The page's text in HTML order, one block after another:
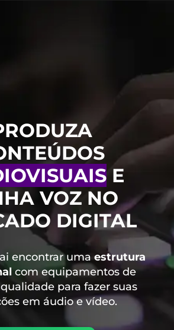
E
VOZ NO
DIGITAL
encontrar uma estrutura
com equipamentos de
para fazer suas
em áudio e vídeo.